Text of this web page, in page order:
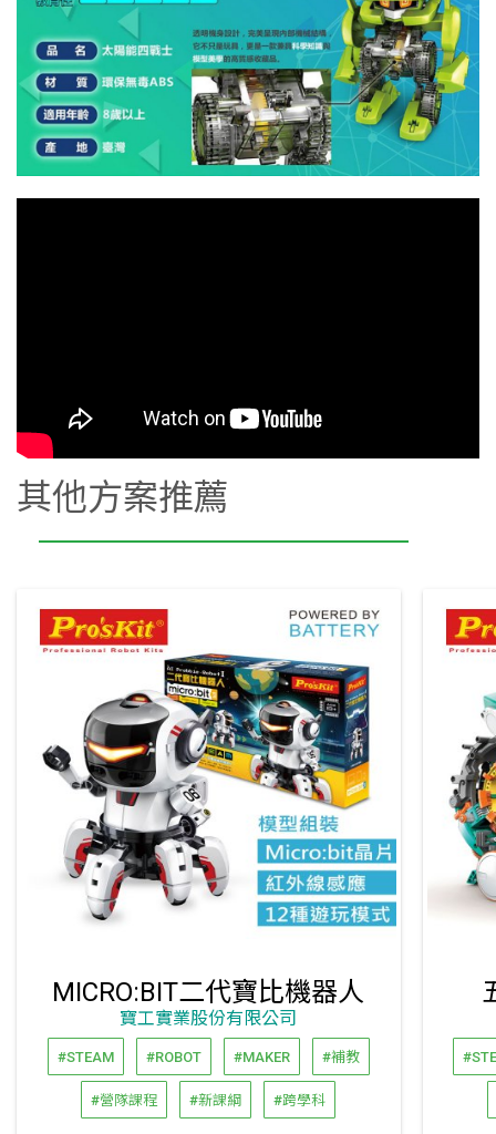
其他方案推薦
MICRO:BIT二代寶比機器人
寶工實業股份有限公司
#STEAM #ROBOT #MAKER #補教
#營隊課程 #新課綱 #跨學科